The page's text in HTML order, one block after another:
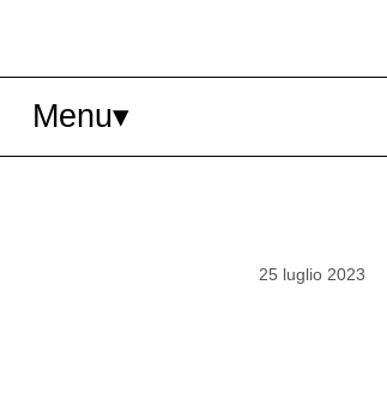
Menu
25 luglio 2023